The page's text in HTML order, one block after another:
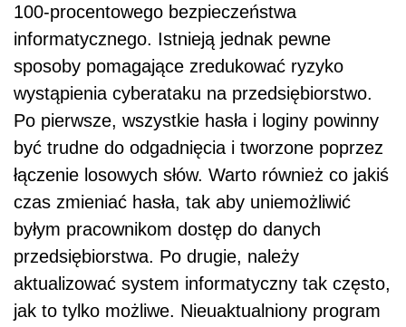
100-procentowego bezpieczeństwa
informatycznego. Istnieją jednak pewne
sposoby pomagające zredukować ryzyko
wystąpienia cyberataku na przedsiębiorstwo.
Po pierwsze, wszystkie hasła i loginy powinny
być trudne do odgadnięcia i tworzone poprzez
łączenie losowych słów. Warto również co jakiś
czas zmieniać hasła, tak aby uniemożliwić
byłym pracownikom dostęp do danych
przedsiębiorstwa. Po drugie, należy
aktualizować system informatyczny tak często,
jak to tylko możliwe. Nieuaktualniony program